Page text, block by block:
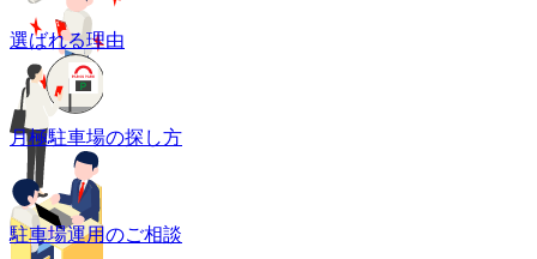
選ばれる理由
月極駐車場の探し方
駐車場運用のご相談